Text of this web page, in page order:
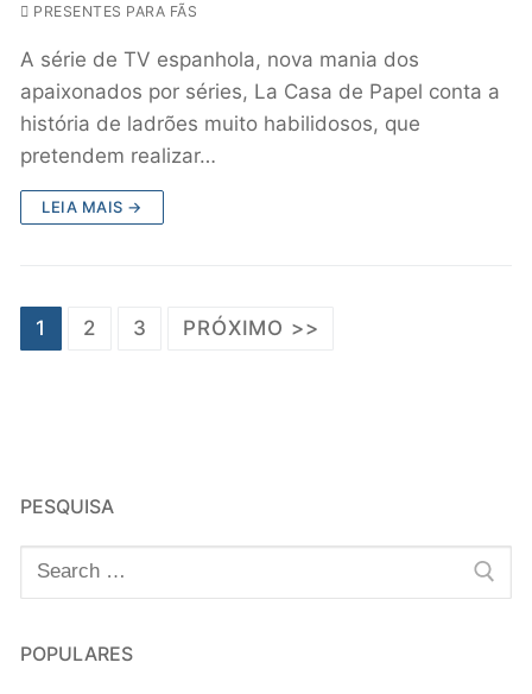
PRESENTES PARA FÃS
A série de TV espanhola, nova mania dos
apaixonados por séries, La Casa de Papel conta a
história de ladrões muito habilidosos, que
pretendem realizar…
LEIA MAIS →
1 2 3 PRÓXIMO >>
PESQUISA
POPULARES